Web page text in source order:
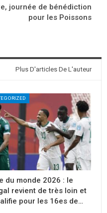
journée de bénédiction
pour les Poissons
Plus D'articles De L'auteur
du monde 2026 : le
revient de très loin et
pour les 16es de…